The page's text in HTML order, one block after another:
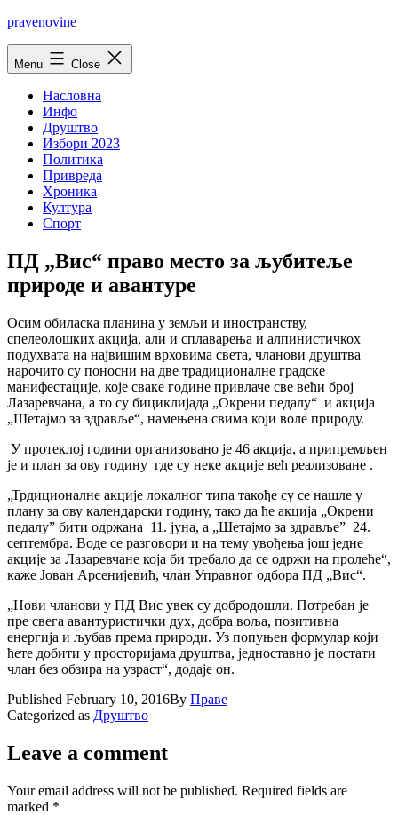
Skip
pravenovine
Menu Close
Насловна
Инфо
Друштво
Избори 2023
Политика
Привреда
Хроника
Култура
Спорт
ПД „Вис“ право место за љубитеље
природе и авантуре
Осим обиласка планина у земљи и иностранству,
спелеолошких акција, али и сплаварења и алпинистичкох
подухвата на највишим врховима света, чланови друштва
нарочито су поносни на две традиционалне градске
манифестације, које сваке године привлаче све већи број
Лазаревчана, а то су бициклијада „Окрени педалу“ и акција
„Шетајмо за здравље“, намењена свима који воле природу.
У протеклој години организовано је 46 акција, а припремљен
је и план за ову годину где су неке акције већ реализоване .
„Трдиционалне акције локалног типа такође су се нашле у
плану за ову календарски годину, тако да ће акција „Окрени
педалу” бити одржана 11. јуна, а „Шетајмо за здравље” 24.
септембра. Воде се разговори и на тему увођења још једне
акције за Лазаревчане која би требало да се одржи на пролеће“,
каже Јован Арсенијевић, члан Управног одбора ПД „Вис“.
„Нови чланови у ПД Вис увек су добродошли. Потребан је
пре свега авантуристички дух, добра воља, позитивна
енергија и љубaв према природи. Уз попуњен формулар који
ћете добити у просторијама друштва, једноставно је постати
члан без обзира на узраст“, додаје он.
Published February 10, 2016By Праве
Categorized as Друштво
Leave a comment
Your email address will not be published. Required fields are
marked *